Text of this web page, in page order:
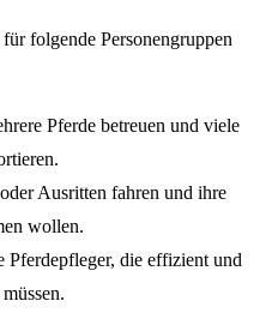
folgende Personengruppen
Pferde betreuen und viele
Ausritten fahren und ihre
wollen.
Pferdepfleger, die effizient und